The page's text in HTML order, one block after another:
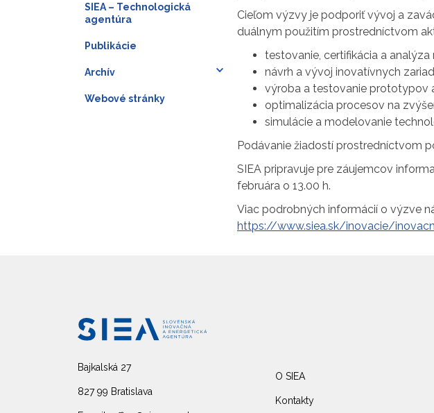
Cieľom výzvy je podporiť vývoj a
duálnym použitím prostredníctvom
testovanie, certifikácia a
návrh a vývoj inovatívnych
výroba a testovanie prototypov
optimalizácia procesov na
simulácie a modelovanie
Podávanie žiadostí prostredníctvom
SIEA pripravuje pre záujemcov
februára o 13.00 h.
Viac podrobných informácií o výzve
https://www.siea.sk/inovacie/
SIEA – Technologická
agentúra
Publikácie
Archív
Webové stránky
Bajkalská 27
827 99 Bratislava
O SIEA
Kontakty